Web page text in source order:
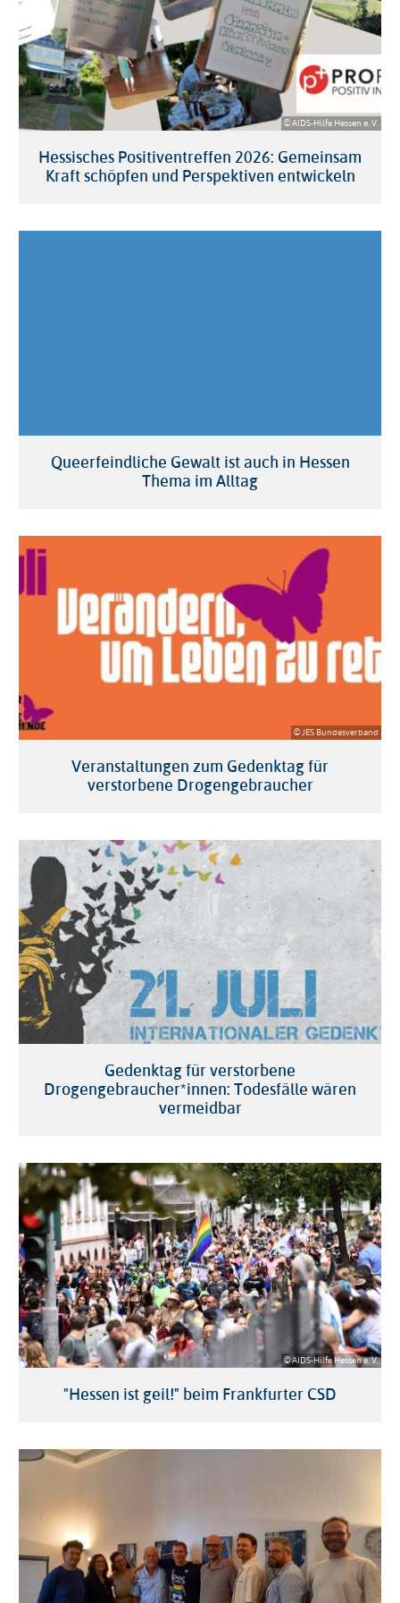
© AIDS-Hilfe Hessen e. V.
Hessisches Positiventreffen 2026: Gemeinsam
Kraft schöpfen und Perspektiven entwickeln
Queerfeindliche Gewalt ist auch in Hessen
Thema im Alltag
© JES Bundesverband
Veranstaltungen zum Gedenktag für
verstorbene Drogengebraucher
Gedenktag für verstorbene
Drogengebraucher*innen: Todesfälle wären
vermeidbar
© AIDS-Hilfe Hessen e. V.
"Hessen ist geil!" beim Frankfurter CSD